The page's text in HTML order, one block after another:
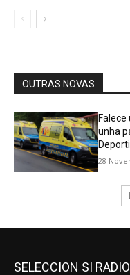
SELECCION SI RADIO